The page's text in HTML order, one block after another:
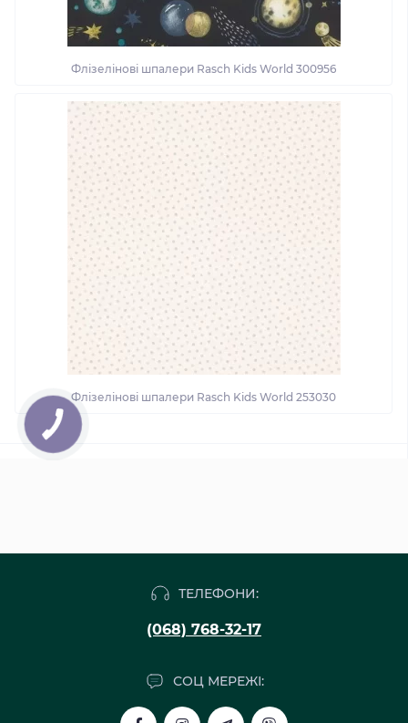
Флізелінові шпалери Rasch Kids World 300956
Флізелінові шпалери Rasch Kids World 253030
ТЕЛЕФОНИ:
(068) 768-32-17
СОЦ МЕРЕЖІ: